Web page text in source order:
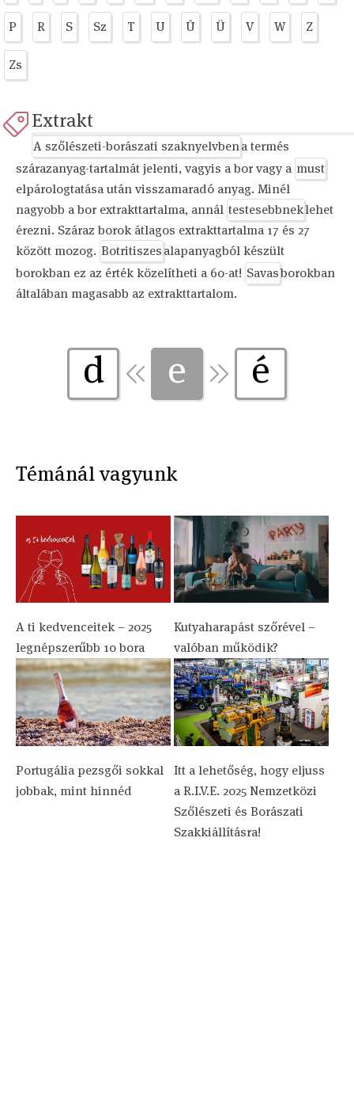
P R S Sz T U Ú Ü V W Z
Zs
Extrakt
A szőlészeti-borászati szaknyelvbena termés
szárazanyag-tartalmát jelenti, vagyis a bor vagy a must
elpárologtatása után visszamaradó anyag. Minél
nagyobb a bor extrakttartalma, annál testesebbneklehet
érezni. Száraz borok átlagos extrakttartalma 17 és 27
között mozog. Botritiszesalapanyagból készült
borokban ez az érték közelítheti a 60-at! Savasborokban
általában magasabb az extrakttartalom.
d e é
Témánál vagyunk
A ti kedvenceitek – 2025
legnépszerűbb 10 bora
Kutyaharapást szőrével –
valóban működik?
Portugália pezsgői sokkal
jobbak, mint hinnéd
Itt a lehetőség, hogy eljuss
a R.I.V.E. 2025 Nemzetközi
Szőlészeti és Borászati
Szakkiállításra!